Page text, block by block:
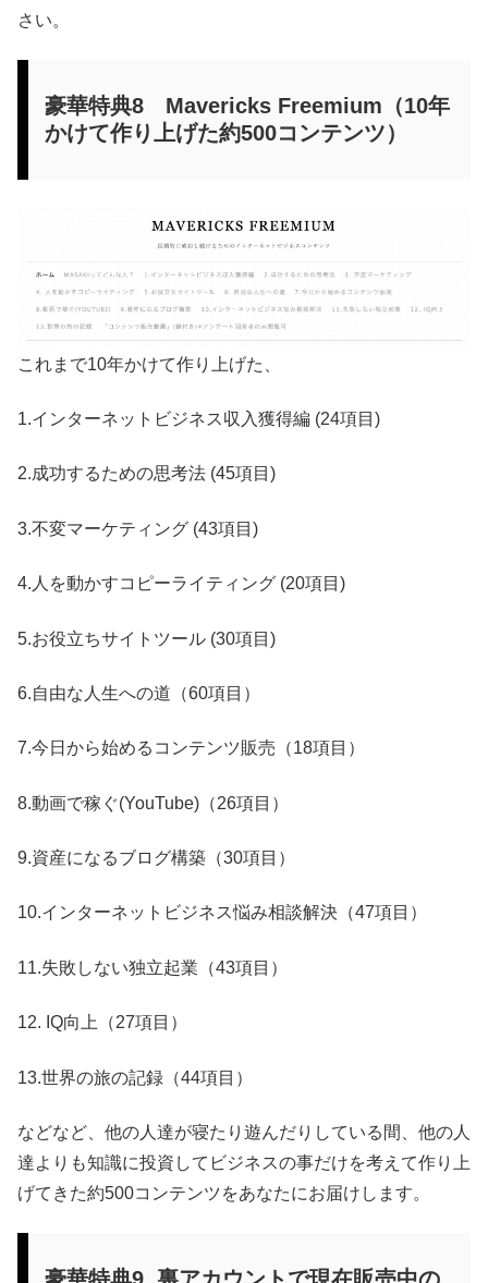
さい。
豪華特典8 Mavericks Freemium（10年
かけて作り上げた約500コンテンツ）
これまで10年かけて作り上げた、
1.インターネットビジネス収入獲得編 (24項目)
2.成功するための思考法 (45項目)
3.不変マーケティング (43項目)
4.人を動かすコピーライティング (20項目)
5.お役立ちサイトツール (30項目)
6.自由な人生への道（60項目）
7.今日から始めるコンテンツ販売（18項目）
8.動画で稼ぐ(YouTube)（26項目）
9.資産になるブログ構築（30項目）
10.インターネットビジネス悩み相談解決（47項目）
11.失敗しない独立起業（43項目）
12. IQ向上（27項目）
13.世界の旅の記録（44項目）
などなど、他の人達が寝たり遊んだりしている間、他の人
達よりも知識に投資してビジネスの事だけを考えて作り上
げてきた約500コンテンツをあなたにお届けします。